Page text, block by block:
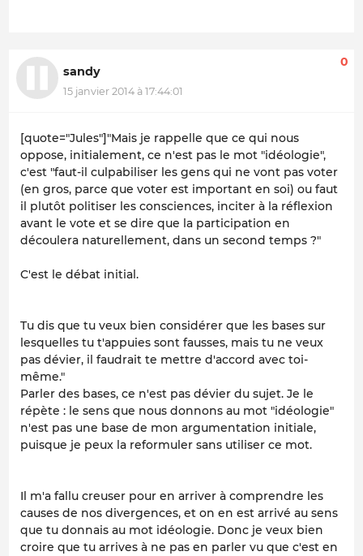
sandy
15 janvier 2014 à 17:44:01
0
[quote="Jules"]"Mais je rappelle que ce qui nous
oppose, initialement, ce n'est pas le mot "idéologie",
c'est "faut-il culpabiliser les gens qui ne vont pas voter
(en gros, parce que voter est important en soi) ou faut
il plutôt politiser les consciences, inciter à la réflexion
avant le vote et se dire que la participation en
découlera naturellement, dans un second temps ?"
C'est le débat initial.
Tu dis que tu veux bien considérer que les bases sur
lesquelles tu t'appuies sont fausses, mais tu ne veux
pas dévier, il faudrait te mettre d'accord avec toi-
même."
Parler des bases, ce n'est pas dévier du sujet. Je le
répète : le sens que nous donnons au mot "idéologie"
n'est pas une base de mon argumentation initiale,
puisque je peux la reformuler sans utiliser ce mot.
Il m'a fallu creuser pour en arriver à comprendre les
causes de nos divergences, et on en est arrivé au sens
que tu donnais au mot idéologie. Donc je veux bien
croire que tu arrives à ne pas en parler vu que c'est en